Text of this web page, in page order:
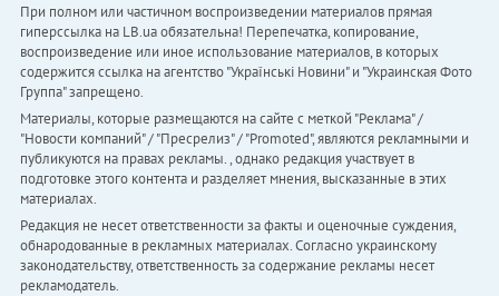
При полном или частичном воспроизведении материалов прямая
гиперссылка на LB.ua обязательна! Перепечатка, копирование,
воспроизведение или иное использование материалов, в которых
содержится ссылка на агентство "Українськi Новини" и "Украинская Фото
Группа" запрещено.
Материалы, которые размещаются на сайте с меткой "Реклама" /
"Новости компаний" / "Пресрелиз" / "Promoted", являются рекламными и
публикуются на правах рекламы. , однако редакция участвует в
подготовке этого контента и разделяет мнения, высказанные в этих
материалах.
Редакция не несет ответственности за факты и оценочные суждения,
обнародованные в рекламных материалах. Согласно украинскому
законодательству, ответственность за содержание рекламы несет
рекламодатель.